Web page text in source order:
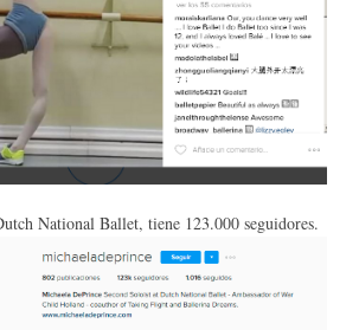
National Ballet, tiene 123.000 seguidores.